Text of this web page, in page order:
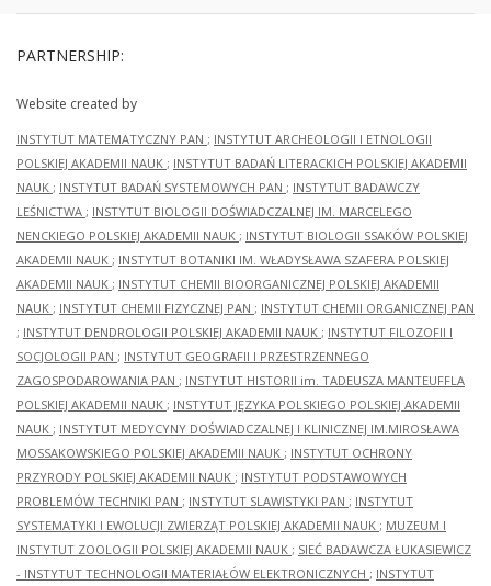
PARTNERSHIP:
Website created by
INSTYTUT MATEMATYCZNY PAN ; INSTYTUT ARCHEOLOGII I ETNOLOGII
POLSKIEJ AKADEMII NAUK ; INSTYTUT BADAŃ LITERACKICH POLSKIEJ AKADEMII
NAUK ; INSTYTUT BADAŃ SYSTEMOWYCH PAN ; INSTYTUT BADAWCZY
LEŚNICTWA ; INSTYTUT BIOLOGII DOŚWIADCZALNEJ IM. MARCELEGO
NENCKIEGO POLSKIEJ AKADEMII NAUK ; INSTYTUT BIOLOGII SSAKÓW POLSKIEJ
AKADEMII NAUK ; INSTYTUT BOTANIKI IM. WŁADYSŁAWA SZAFERA POLSKIEJ
AKADEMII NAUK ; INSTYTUT CHEMII BIOORGANICZNEJ POLSKIEJ AKADEMII
NAUK ; INSTYTUT CHEMII FIZYCZNEJ PAN ; INSTYTUT CHEMII ORGANICZNEJ PAN
; INSTYTUT DENDROLOGII POLSKIEJ AKADEMII NAUK ; INSTYTUT FILOZOFII I
SOCJOLOGII PAN ; INSTYTUT GEOGRAFII I PRZESTRZENNEGO
ZAGOSPODAROWANIA PAN ; INSTYTUT HISTORII im. TADEUSZA MANTEUFFLA
POLSKIEJ AKADEMII NAUK ; INSTYTUT JĘZYKA POLSKIEGO POLSKIEJ AKADEMII
NAUK ; INSTYTUT MEDYCYNY DOŚWIADCZALNEJ I KLINICZNEJ IM.MIROSŁAWA
MOSSAKOWSKIEGO POLSKIEJ AKADEMII NAUK ; INSTYTUT OCHRONY
PRZYRODY POLSKIEJ AKADEMII NAUK ; INSTYTUT PODSTAWOWYCH
PROBLEMÓW TECHNIKI PAN ; INSTYTUT SLAWISTYKI PAN ; INSTYTUT
SYSTEMATYKI I EWOLUCJI ZWIERZĄT POLSKIEJ AKADEMII NAUK ; MUZEUM I
INSTYTUT ZOOLOGII POLSKIEJ AKADEMII NAUK ; SIEĆ BADAWCZA ŁUKASIEWICZ
- INSTYTUT TECHNOLOGII MATERIAŁÓW ELEKTRONICZNYCH ; INSTYTUT